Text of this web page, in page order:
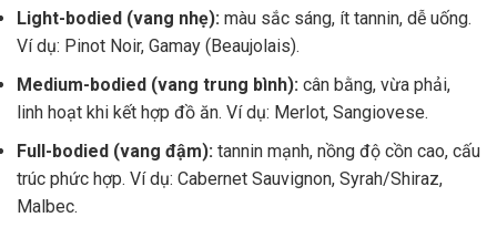
Light-bodied (vang nhẹ): màu sắc sáng, ít tannin, dễ uống.
Ví dụ: Pinot Noir, Gamay (Beaujolais).
Medium-bodied (vang trung bình): cân bằng, vừa phải,
linh hoạt khi kết hợp đồ ăn. Ví dụ: Merlot, Sangiovese.
Full-bodied (vang đậm): tannin mạnh, nồng độ cồn cao, cấu
trúc phức hợp. Ví dụ: Cabernet Sauvignon, Syrah/Shiraz,
Malbec.